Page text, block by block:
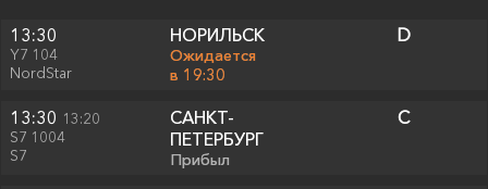
13:30
Y7 104
NordStar
НОРИЛЬСК
Ожидается
в 19:30
D
13:30 13:20
S7 1004
S7
САНКТ-
ПЕТЕРБУРГ
Прибыл
C